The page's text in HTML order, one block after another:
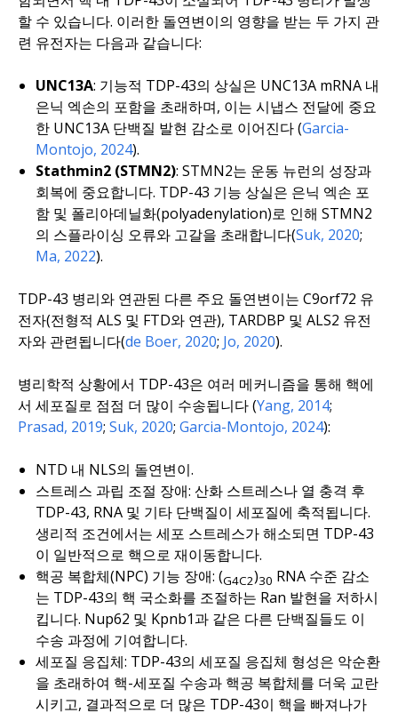
할 수 있습니다. 이러한 돌연변이의 영향을 받는 두 가지 관
련 유전자는 다음과 같습니다:
UNC13A: 기능적 TDP-43의 상실은 UNC13A mRNA 내
은닉 엑손의 포함을 초래하며, 이는 시냅스 전달에 중요
한 UNC13A 단백질 발현 감소로 이어진다 (Garcia-
Montojo, 2024).
Stathmin2 (STMN2): STMN2는 운동 뉴런의 성장과
회복에 중요합니다. TDP-43 기능 상실은 은닉 엑손 포
함 및 폴리아데닐화(polyadenylation)로 인해 STMN2
의 스플라이싱 오류와 고갈을 초래합니다(Suk, 2020;
Ma, 2022).
TDP-43 병리와 연관된 다른 주요 돌연변이는 C9orf72 유
전자(전형적 ALS 및 FTD와 연관), TARDBP 및 ALS2 유전
자와 관련됩니다(de Boer, 2020; Jo, 2020).
병리학적 상황에서 TDP-43은 여러 메커니즘을 통해 핵에
서 세포질로 점점 더 많이 수송됩니다 (Yang, 2014;
Prasad, 2019; Suk, 2020; Garcia-Montojo, 2024):
NTD 내 NLS의 돌연변이.
스트레스 과립 조절 장애: 산화 스트레스나 열 충격 후
TDP-43, RNA 및 기타 단백질이 세포질에 축적됩니다.
생리적 조건에서는 세포 스트레스가 해소되면 TDP-43
이 일반적으로 핵으로 재이동합니다.
핵공 복합체(NPC) 기능 장애: (G4C2)30 RNA 수준 감소
는 TDP-43의 핵 국소화를 조절하는 Ran 발현을 저하시
킵니다. Nup62 및 Kpnb1과 같은 다른 단백질들도 이
수송 과정에 기여합니다.
세포질 응집체: TDP-43의 세포질 응집체 형성은 악순환
을 초래하여 핵-세포질 수송과 핵공 복합체를 더욱 교란
시키고, 결과적으로 더 많은 TDP-43이 핵을 빠져나가